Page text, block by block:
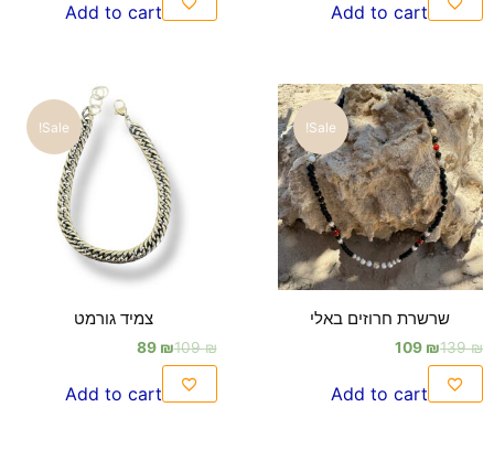
Add to cart
Add to cart
Sale!
שרשרת חרוזים באלי
139₪
109 ₪
Add to cart
Sale!
צמיד גורמט
109₪
89 ₪
Add to cart